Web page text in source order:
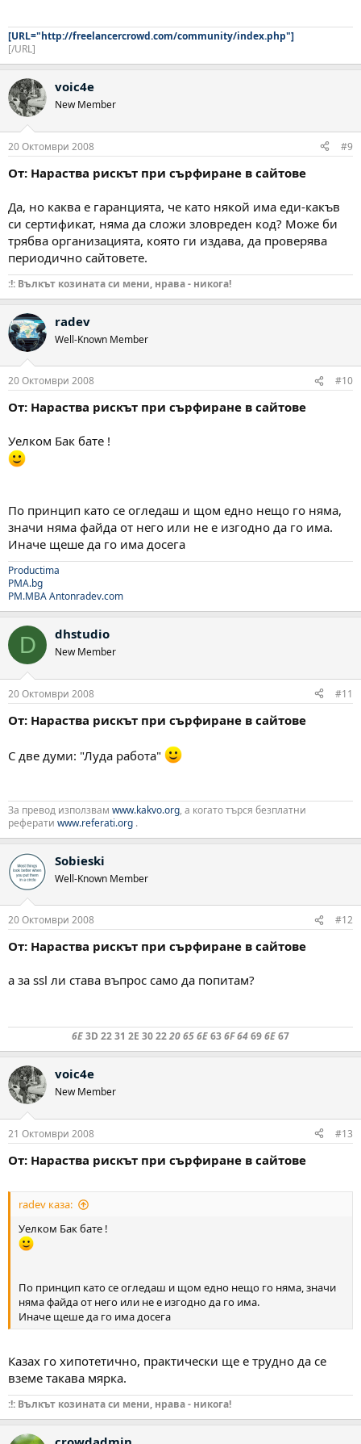
[URL="http://freelancercrowd.com/community/index.php"]
[/URL]
voic4e
New Member
20 Октомври 2008 #9
От: Нараства рискът при сърфиране в сайтове
Да, но каква е гаранцията, че като някой има еди-какъв
си сертификат, няма да сложи зловреден код? Може би
трябва организацията, която ги издава, да проверява
периодично сайтовете.
:!: Вълкът козината си мени, нрава - никога!
radev
Well-Known Member
20 Октомври 2008 #10
От: Нараства рискът при сърфиране в сайтове
Уелком Бак бате !
По принцип като се огледаш и щом едно нещо го няма,
значи няма файда от него или не е изгодно да го има.
Иначе щеше да го има досега
Productima
PMA.bg
PM.MBAAntonradev.com
D dhstudio
New Member
20 Октомври 2008 #11
От: Нараства рискът при сърфиране в сайтове
С две думи: "Луда работа"
За превод използвам www.kakvo.org, а когато търся безплатни
реферати www.referati.org .
Sobieski
Well-Known Member
20 Октомври 2008 #12
От: Нараства рискът при сърфиране в сайтове
а за ssl ли става въпрос само да попитам?
6E3D 22 31 2E 30 2220 65 6E636F 64696E67
voic4e
New Member
21 Октомври 2008 #13
От: Нараства рискът при сърфиране в сайтове
radev каза:
Уелком Бак бате !
По принцип като се огледаш и щом едно нещо го няма, значи
няма файда от него или не е изгодно да го има.
Иначе щеше да го има досега
Казах го хипотетично, практически ще е трудно да се
вземе такава мярка.
:!: Вълкът козината си мени, нрава - никога!